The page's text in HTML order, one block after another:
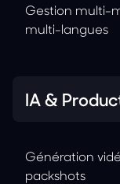
Gestion multi-
multi-langues
IA &
Génération
packshots